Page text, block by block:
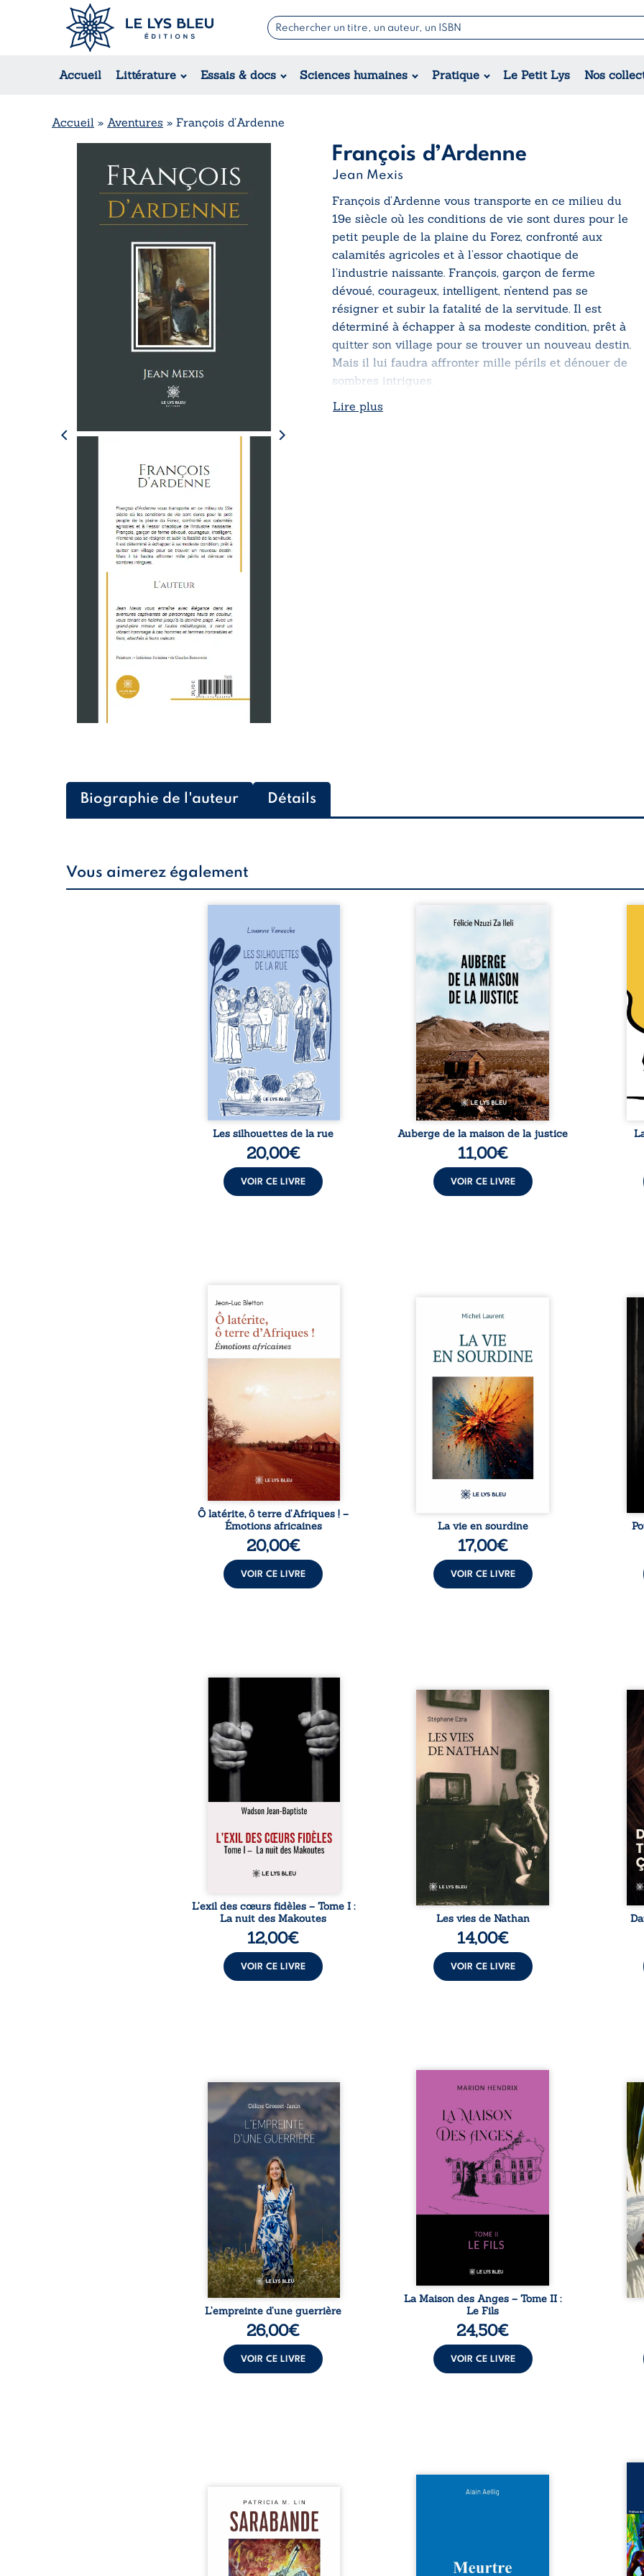
Accueil Littérature Essais & docs Sciences humaines Pratique Le Petit Lys Nos
Romans
Suspense / Thriller / Policier
Romance
Jeunesse
Théâtre
Accueil » Aventures » François d’Ardenne
François d’Ardenne
Jean Mexis
François d’Ardenne vous transporte en ce milieu du
19e siècle où les conditions de vie sont dures pour le
petit peuple de la plaine du Forez, confronté aux
calamités agricoles et à l’essor chaotique de
l’industrie naissante. François, garçon de ferme
dévoué, courageux, intelligent, n’entend pas se
résigner et subir la fatalité de la servitude. Il est
déterminé à échapper à sa modeste condition, prêt à
quitter son village pour se trouver un nouveau destin.
Mais il lui faudra affronter mille périls et dénouer de
sombres intrigues.
Lire plus
Biographie de l'auteur Détails
Vous aimerez également
donne la parole à six
personnages ordinaires,
traversés par des pensées, des
émotions et des silences qui
pourraient appartenir à
chacun de nous. À travers
leurs parcours, ce roman invite
à porter un regard différent
sur celles et ceux qui nous
entourent, à deviner ce qui se
cache derrière les apparences
et à s’ouvrir au fourmillement
sensible de notre ...
Les silhouettes de la rue
20,00€
VOIR CE LIVRE
Auberge de la maison de la
parcours exemplaire de Mbala
Zi Nkuaku Lema Félix.
Magistrat intègre, fervent
défenseur des droits humains
et de l’indépendance
judiciaire, il voit sa carrière de
trente-quatre ans brutalement
brisée par une révocation
arbitraire en 2009, plongeant
sa vie dans un chaos matériel
et moral. À ...
Auberge de la maison de la justice
11,00€
VOIR CE LIVRE
le
Ô latérite, ô terre d’Afriques !
est un hommage poétique et
authentique aux paysages, aux
rencontres et aux émotions
brutes d’un continent en
reconstruction, entre
souvenirs intimes – la pluie à
Namoungou, le baobab de
Zagtouli – aux portraits
marquants – Thomas Sankara,
Hamadoun Dicko, le Vieux
Biokou – l’auteur partage des
instantanés ...
Ô latérite, ô terre d’Afriques ! –
Émotions africaines
20,00€
VOIR CE LIVRE
Nina et Pierre se sont
presque par hasard, et se sont
aimés simplement, persuadés
que la présence de l’autre
suffirait. Ils mènent une
existence modeste, rythmée
par le travail, la fatigue et les
silences. La mort de la mère de
Nina, chez qui ils vivent,
fragilise un équilibre déjà
précaire. Puis vient la
naissance de leur enfant, et le
basculement. ...
La vie en sourdine
17,00€
VOIR CE LIVRE
la
ont
la
« Une nuit suffit parfois pour
briser une famille… mais
certaines fidélités traversent
les années. » Haïti, sous la
dictature des Duvalier. La peur
s’étend jusque dans les
villages les plus reculés. À
Bainet, Jean-Joël Joli mène une
existence paisible avec sa
famille. Chef de section
respecté, il refuse pourtant de
fermer les yeux sur l’injustice.
Mais, dans un ...
L’exil des cœurs fidèles – Tome I :
La nuit des Makoutes
12,00€
VOIR CE LIVRE
Les vies de Nathan est un
recueil de poésie né en trois
la première fois, Stéphane Ezra,
médium, a pu communiquer
avec son père, disparu depuis
plus de vingt ans et qu’il n’a
jamais connu. De ce dialogue
par-delà la mort naissent des
poèmes qui retracent une vie
marquée par la Seconde
Guerre mondiale, une identité
juive brisée, la guerre ...
Les vies de Nathan
14,00€
VOIR CE LIVRE
À
ce
Que reste-t-il de l’enfance
lorsque la maladie impose ses
propres règles ? L’empreinte
d’une guerrière livre, sans
détour, le récit d’un quotidien
bouleversé par la maladie
chronique, l’errance médicale
et de longues hospitalisations.
L’auteure y raconte ce que les
dossiers médicaux taisent : la
peur, l’isolement, l’épuisement
et le sentiment de ne pas ...
L’empreinte d’une guerrière
26,00€
VOIR CE LIVRE
Nous sommes en 1979, soit 15
patriarche Anatole-Eustache.
La famille devra affronter non
seulement un inconnu qui rôde
autour du domaine et dont
Firmin, le fidèle majordome,
redoute les visites, le passé
encombrant d’Anatole-
Eustache, la malédiction
familiale, mais aussi la toute-
puissance de Gauthier. Mais
comment dompter cet enfant
avant qu’il ...
La Maison des Anges – Tome II :
Le Fils
24,50€
VOIR CE LIVRE
Au
eux,
Aux chants crépitants de l’été,
Sous le silence ouaté de la
neige en hiver, Au cours de
nuits pâles, Dans la clarté
bienveillante de la lune, Rêves,
pensées, révoltes et espoirs…
Et si le naufrage n’avait pas
les profondeurs de l’Atlantique.
La
de